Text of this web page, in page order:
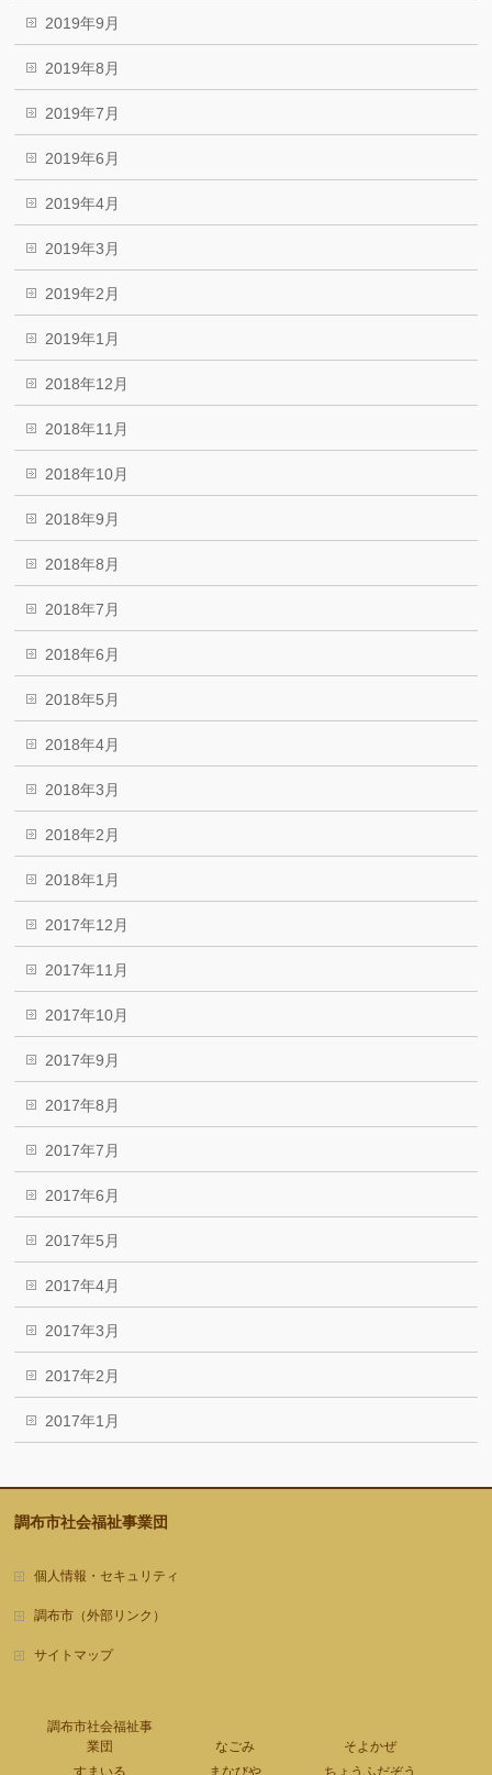
2019年9月
2019年8月
2019年7月
2019年6月
2019年4月
2019年3月
2019年2月
2019年1月
2018年12月
2018年11月
2018年10月
2018年9月
2018年8月
2018年7月
2018年6月
2018年5月
2018年4月
2018年3月
2018年2月
2018年1月
2017年12月
2017年11月
2017年10月
2017年9月
2017年8月
2017年7月
2017年6月
2017年5月
2017年4月
2017年3月
2017年2月
2017年1月
調布市社会福祉事業団
個人情報・セキュリティ
調布市（外部リンク）
サイトマップ
調布市社会福祉事
業団
なごみ
そよかぜ
すまいる
まなびや ちょうふだぞう